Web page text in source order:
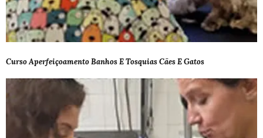
Curso Aperfeiçoamento Banhos E Tosquias Cães E Gatos